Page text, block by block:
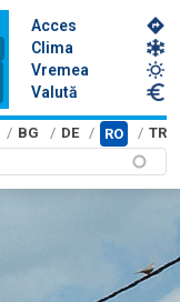
Acces
Clima
Vremea
Valută
BG DE RO TR